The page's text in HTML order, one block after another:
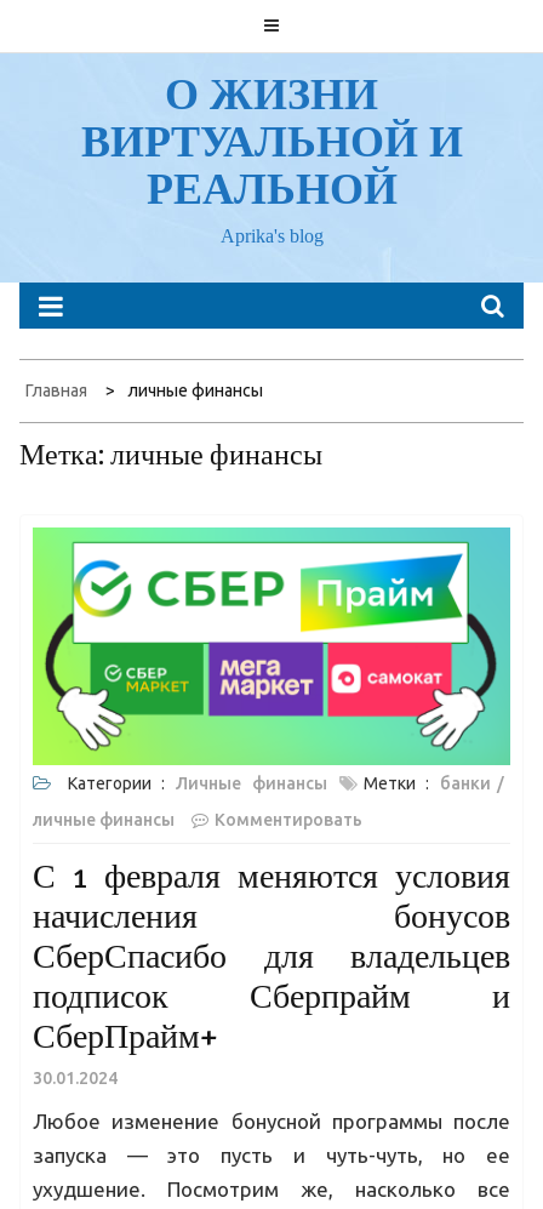
О ЖИЗНИ
ВИРТУАЛЬНОЙ И
РЕАЛЬНОЙ
Aprika's blog
Главная личные финансы
Метка: личные финансы
Категории :Личные финансы Метки : банки
личные финансы
Комментировать
С 1 февраля меняются условия
начисления бонусов
СберСпасибо для владельцев
подписок Сберпрайм и
СберПрайм+
30.01.2024
Любое изменение бонусной программы после
запуска — это пусть и чуть-чуть, но ее
ухудшение. Посмотрим же, насколько все